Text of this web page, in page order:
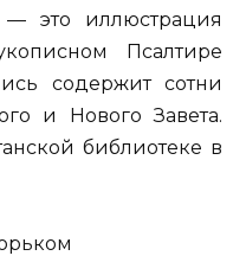
— это иллюстрация
Псалтире
содержит сотни
и Нового Завета.
библиотеке в